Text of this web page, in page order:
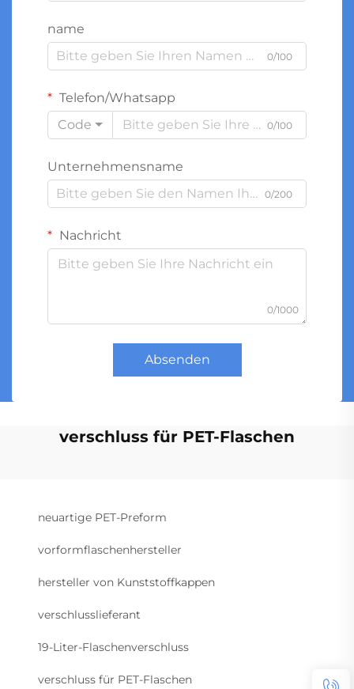
name
0/100
Telefon/Whatsapp
Code
0/100
Unternehmensname
0/200
Nachricht
0/1000
Absenden
verschluss für PET-Flaschen
neuartige PET-Preform
vorformflaschenhersteller
hersteller von Kunststoffkappen
verschlusslieferant
19-Liter-Flaschenverschluss
verschluss für PET-Flaschen